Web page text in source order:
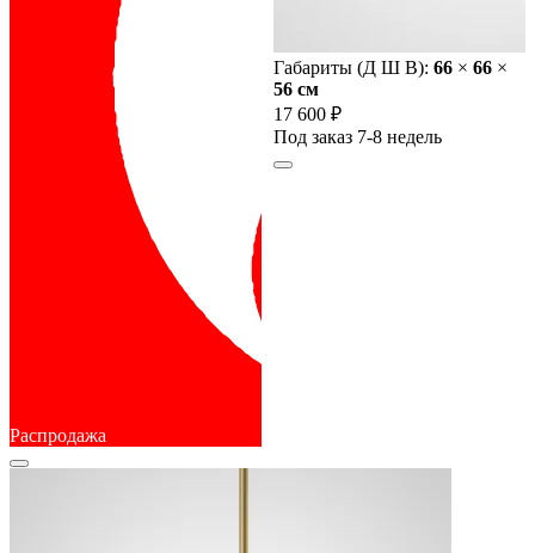
Распродажа
Габариты (Д Ш В): 66 × 66 ×
56 cм
17 600 ₽
Под заказ 7-8 недель